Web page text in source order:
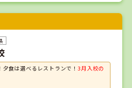
夕食は選べるレストランで！3月入校の